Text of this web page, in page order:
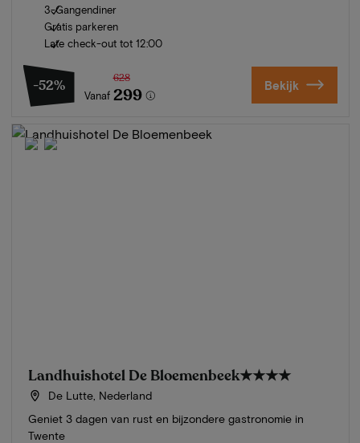
3-Gangendiner
Gratis parkeren
Late check-out tot 12:00
-52%
Vanaf
628
299 Bekijk
Landhuishotel De Bloemenbeek★★★★
De Lutte, Nederland
Geniet 3 dagen van rust en bijzondere gastronomie in
Twente